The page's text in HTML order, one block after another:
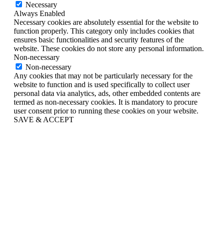
Necessary
Always Enabled
Necessary cookies are absolutely essential for the website to
function properly. This category only includes cookies that
ensures basic functionalities and security features of the
website. These cookies do not store any personal information.
Non-necessary
Non-necessary
Any cookies that may not be particularly necessary for the
website to function and is used specifically to collect user
personal data via analytics, ads, other embedded contents are
termed as non-necessary cookies. It is mandatory to procure
user consent prior to running these cookies on your website.
SAVE & ACCEPT